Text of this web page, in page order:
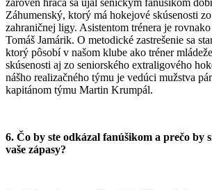
zároveň hráča sa ujal senickým fanúšikom
Záhumenský, ktorý má hokejové skúsenosti
zahraničnej ligy. Asistentom trénera je
Tomáš Jamárik. O metodické zastrešenie sa
ktorý pôsobí v našom klube ako tréner
skúsenosti aj zo seniorského extraligového
nášho realizačného týmu je vedúci mužstva
kapitánom týmu Martin Krumpál.
6. Čo by ste odkázal fanúšikom a prečo by
vaše zápasy?